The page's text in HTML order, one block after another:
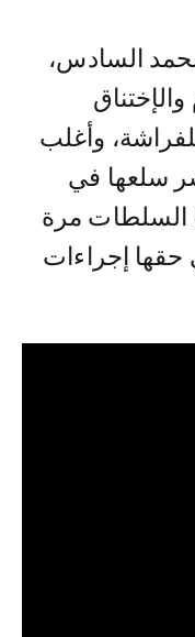
السادس،
وأغلب
سلعها في
السلطات مرة
حقها إجراءات